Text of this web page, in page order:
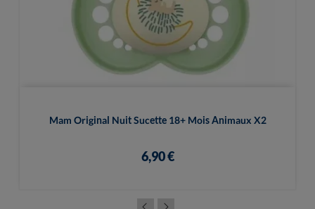
Mam Original Nuit Sucette 18+ Mois Animaux X2
6,90 €